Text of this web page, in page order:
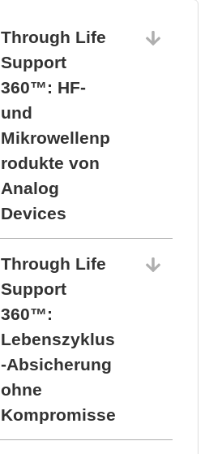
Through Life
Support
360™: HF-
und
Mikrowellenp
rodukte von
Analog
Devices
Through Life
Support
360™:
Lebenszyklus
-Absicherung
ohne
Kompromisse